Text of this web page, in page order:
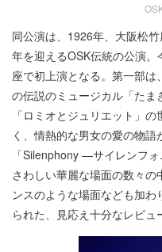
同公演は、1926年、大阪松
年を迎えるOSK伝統の公演
座で初上演となる。第一部
の伝説のミュージカル「た
「ロミオとジュリエット」
く、情熱的な男女の愛の物
「Silenphony ―サイレンフ
さわしい華麗な場面の数々
ンスのような場面なども加
られた、見応え十分なレビュ